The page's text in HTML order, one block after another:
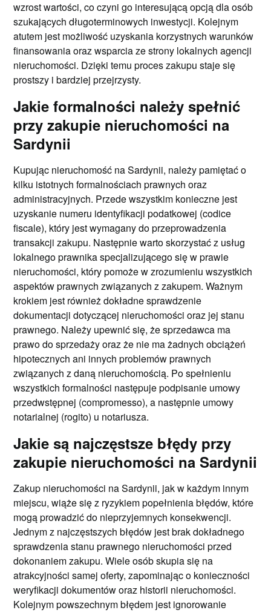
wzrost wartości, co czyni go interesującą opcją dla osób
szukających długoterminowych inwestycji. Kolejnym
atutem jest możliwość uzyskania korzystnych warunków
finansowania oraz wsparcia ze strony lokalnych agencji
nieruchomości. Dzięki temu proces zakupu staje się
prostszy i bardziej przejrzysty.
Jakie formalności należy spełnić
przy zakupie nieruchomości na
Sardynii
Kupując nieruchomość na Sardynii, należy pamiętać o
kilku istotnych formalnościach prawnych oraz
administracyjnych. Przede wszystkim konieczne jest
uzyskanie numeru identyfikacji podatkowej (codice
fiscale), który jest wymagany do przeprowadzenia
transakcji zakupu. Następnie warto skorzystać z usług
lokalnego prawnika specjalizującego się w prawie
nieruchomości, który pomoże w zrozumieniu wszystkich
aspektów prawnych związanych z zakupem. Ważnym
krokiem jest również dokładne sprawdzenie
dokumentacji dotyczącej nieruchomości oraz jej stanu
prawnego. Należy upewnić się, że sprzedawca ma
prawo do sprzedaży oraz że nie ma żadnych obciążeń
hipotecznych ani innych problemów prawnych
związanych z daną nieruchomością. Po spełnieniu
wszystkich formalności następuje podpisanie umowy
przedwstępnej (compromesso), a następnie umowy
notarialnej (rogito) u notariusza.
Jakie są najczęstsze błędy przy
zakupie nieruchomości na Sardynii
Zakup nieruchomości na Sardynii, jak w każdym innym
miejscu, wiąże się z ryzykiem popełnienia błędów, które
mogą prowadzić do nieprzyjemnych konsekwencji.
Jednym z najczęstszych błędów jest brak dokładnego
sprawdzenia stanu prawnego nieruchomości przed
dokonaniem zakupu. Wiele osób skupia się na
atrakcyjności samej oferty, zapominając o konieczności
weryfikacji dokumentów oraz historii nieruchomości.
Kolejnym powszechnym błędem jest ignorowanie